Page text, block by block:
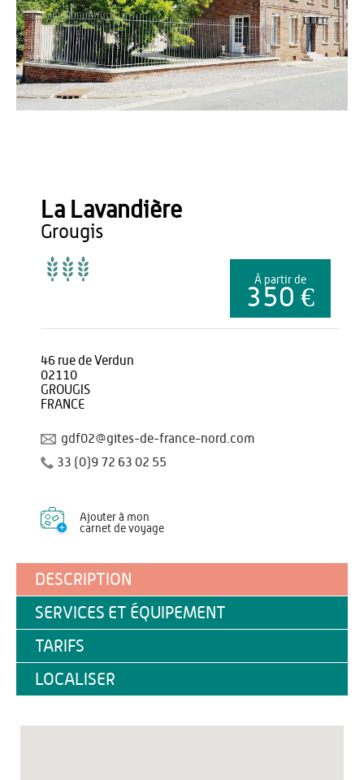
La Lavandière
grougis
À partir de
350 €
46 rue de Verdun
02110
GROUGIS
FRANCE
gdf02@gites-de-france-nord.com
33 (0)9 72 63 02 55
Ajouter à mon
carnet de voyage
DESCRIPTION
SERVICES ET ÉQUIPEMENT
TARIFS
LOCALISER